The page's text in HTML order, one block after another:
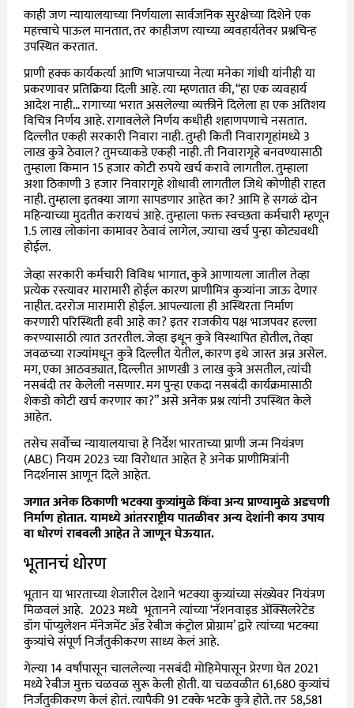
काही जण न्यायालयाच्या निर्णयाला सार्वजनिक सुरक्षेच्या दिशेने एक
महत्त्वाचे पाऊल मानतात, तर काहीजण त्याच्या व्यवहार्यतेवर प्रश्नचिन्ह
उपस्थित करतात.
प्राणी हक्क कार्यकर्त्या आणि भाजपाच्या नेत्या मनेका गांधी यांनीही या
प्रकरणावर प्रतिक्रिया दिली आहे. त्या म्हणतात की, “हा एक व्यवहार्य
आदेश नाही… रागाच्या भरात असलेल्या व्यक्तीने दिलेला हा एक अतिशय
विचित्र निर्णय आहे. रागावलेले निर्णय कधीही शहाणपणाचे नसतात.
दिल्लीत एकही सरकारी निवारा नाही. तुम्ही किती निवारागृहांमध्ये 3
लाख कुत्रे ठेवाल? तुमच्याकडे एकही नाही. ती निवारागृहे बनवण्यासाठी
तुम्हाला किमान 15 हजार कोटी रुपये खर्च करावे लागतील. तुम्हाला
अशा ठिकाणी 3 हजार निवारागृहे शोधावी लागतील जिथे कोणीही राहत
नाही. तुम्हाला इतक्या जागा सापडणार आहेत का? आमि हे सगळं दोन
महिन्याच्या मुदतीत करायचं आहे. तुम्हाला फक्त स्वच्छता कर्मचारी म्हणून
1.5 लाख लोकांना कामावर ठेवावं लागेल, ज्याचा खर्च पुन्हा कोट्यवधी
होईल.
जेव्हा सरकारी कर्मचारी विविध भागात, कुत्रे आणायला जातील तेव्हा
प्रत्येक रस्त्यावर मारामारी होईल कारण प्राणीमित्र कुत्र्यांना जाऊ देणार
नाहीत. दररोज मारामारी होईल. आपल्याला ही अस्थिरता निर्माण
करणारी परिस्थिती हवी आहे का? इतर राजकीय पक्ष भाजपवर हल्ला
करण्यासाठी त्यात उतरतील. जेव्हा इथून कुत्रे विस्थापित होतील, तेव्हा
जवळच्या राज्यांमधून कुत्रे दिल्लीत येतील, कारण इथे जास्त अन्न असेल.
मग, एका आठवड्यात, दिल्लीत आणखी 3 लाख कुत्रे असतील, त्यांची
नसबंदी तर केलेली नसणार. मग पुन्हा एकदा नसबंदी कार्यक्रमासाठी
शेकडो कोटी खर्च करणार का?” असे अनेक प्रश्न त्यांनी उपस्थित केले
आहेत.
तसेच सर्वोच्च न्यायालयाचा हे निर्देश भारताच्या प्राणी जन्म नियंत्रण
(ABC) नियम 2023 च्या विरोधात आहेत हे अनेक प्राणीमित्रांनी
निदर्शनास आणून दिले आहेत.
जगात अनेक ठिकाणी भटक्या कुत्र्यांमुळे किंवा अन्य प्राण्यामुळे अडचणी
निर्माण होतात. यामध्ये आंतरराष्ट्रीय पातळीवर अन्य देशांनी काय उपाय
वा धोरणं राबवली आहेत ते जाणून घेऊयात.
भूतानचं धोरण
भूतान या भारताच्या शेजारील देशाने भटक्या कुत्र्यांच्या संख्येवर नियंत्रण
मिळवलं आहे. 2023 मध्ये भूतानने त्यांच्या ‘नॅशनवाइड अ‍ॅक्सिलरेटेड
डॉग पॉप्युलेशन मॅनेजमेंट अँड रेबीज कंट्रोल प्रोग्राम’ द्वारे त्यांच्या भटक्या
कुत्र्यांचे संपूर्ण निर्जंतुकीकरण साध्य केलं आहे.
गेल्या 14 वर्षांपासून चाललेल्या नसबंदी मोहिमेपासून प्रेरणा घेत 2021
मध्ये रेबीज मुक्त चळवळ सुरू केली होती. या चळवळीत 61,680 कुत्र्यांचं
निर्जंतुकीकरण केलं होतं. त्यापैकी 91 टक्के भटके कुत्रे होते. तर 58,581